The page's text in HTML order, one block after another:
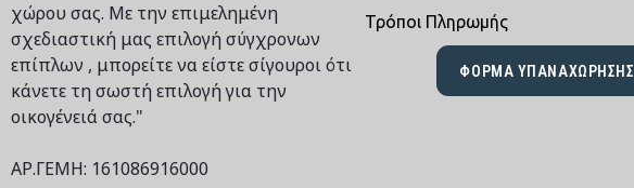
χώρου σας. Με την επιμελημένη
σχεδιαστική μας επιλογή σύγχρονων
επίπλων , μπορείτε να είστε σίγουροι ότι
κάνετε τη σωστή επιλογή για την
οικογένειά σας."
ΑΡ.ΓΕΜΗ: 161086916000
Τρόποι Πληρωμής
ΦΌΡΜΑ ΥΠΑΝΑΧΏΡΗΣΗΣ